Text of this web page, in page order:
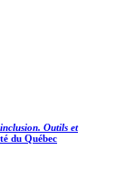
Outils et
du Québec